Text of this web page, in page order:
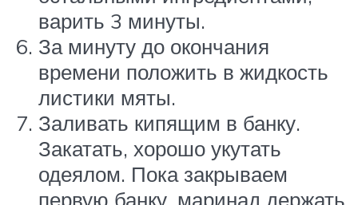
варить 3 минуты.
За минуту до окончания
времени положить в жидкость
листики мяты.
Заливать кипящим в банку.
Закатать, хорошо укутать
одеялом. Пока закрываем
первую банку, маринад держать